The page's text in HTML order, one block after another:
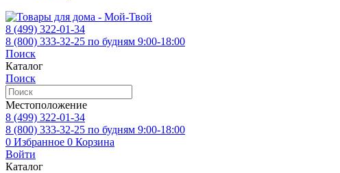
8 (499) 322-01-34
8 (800) 333-32-25 по будням 9:00-18:00
Поиск
Каталог
Поиск
Местоположение
8 (499) 322-01-34
8 (800) 333-32-25 по будням 9:00-18:00
0 Избранное 0 Корзина
Войти
Каталог